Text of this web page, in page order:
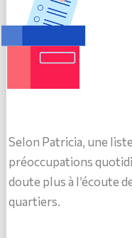
Selon Patricia, une
préoccupations
doute plus à l’écoute
quartiers.